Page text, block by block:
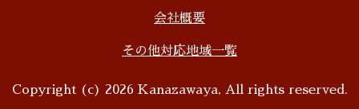
会社概要
その他対応地域一覧
Copyright (c) 2026 Kanazawaya, All rights reserved.